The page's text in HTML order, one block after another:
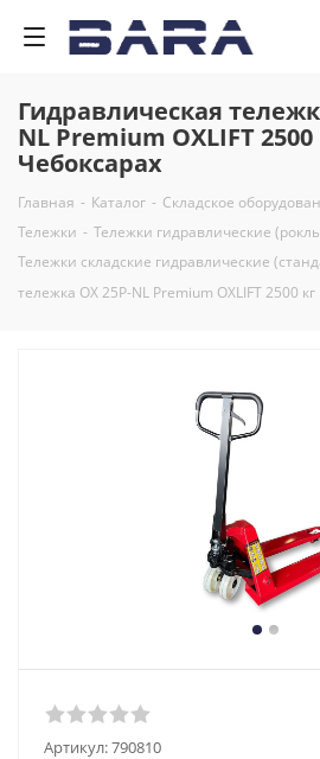
Гидравлическая
NL Premium OXLIFT 2500
Чебоксарах
Главная - Каталог - Складское
Тележки - Тележки гидравлические
Тележки складские гидравлические
тележка OX 25P-NL Premium OXLIFT 2500
Артикул:790810